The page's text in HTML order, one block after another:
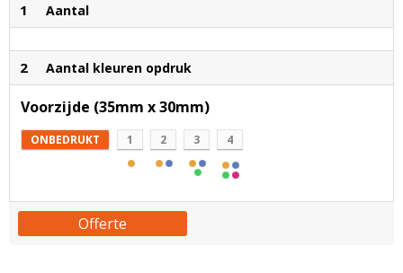
1 Aantal
2 Aantal kleuren opdruk
Voorzijde (35mm x 30mm)
ONBEDRUKT 1 2 3 4
Offerte